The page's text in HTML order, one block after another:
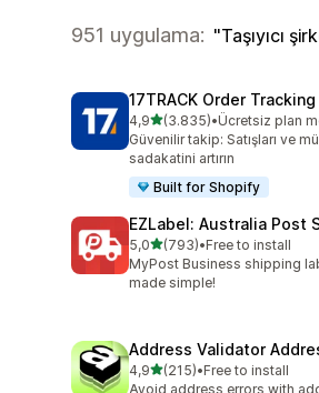
951 uygulama: Taşıyıcı
17TRACK Order Tracking
4,95 yıldız üzerinden
(3.835)
toplam 3835 değerlendirme
•Ücretsiz plan
Güvenilir takip: Satışları ve
sadakatini artırın
Built for Shopify
EZLabel: Australia Post
5,05 yıldız üzerinden
(793)
toplam 793 değerlendirme
•Free to install
MyPost Business shipping
made simple!
Address Validator
4,95 yıldız üzerinden
(215)
toplam 215 değerlendirme
•Free to install
Avoid address errors with